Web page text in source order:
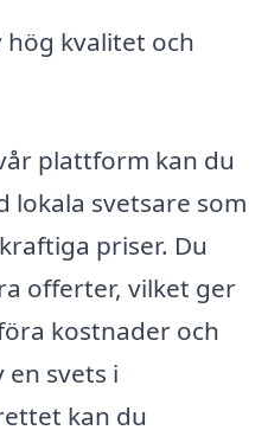
hög kvalitet och
plattform kan du
lokala svetsare som
priser. Du
offerter, vilket ger
kostnader och
en svets i
kan du